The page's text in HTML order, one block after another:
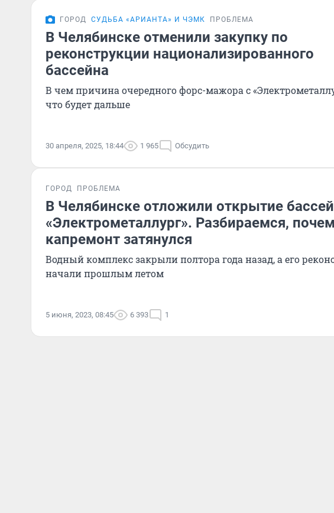
ГОРОД СУДЬБА «АРИАНТА» И ЧЭМК ПРОБЛЕМА
В Челябинске отменили закупку по
реконструкции национализированного
бассейна
В чем причина очередного форс-мажора с
что будет дальше
30 апреля, 2025, 18:44 1 965 Обсудить
ГОРОД ПРОБЛЕМА
В Челябинске отложили открытие
«Электрометаллург». Разбираемся,
капремонт затянулся
Водный комплекс закрыли полтора года назад, а его
начали прошлым летом
5 июня, 2023, 08:45 6 393 1